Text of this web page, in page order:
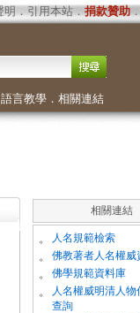
明 ． 引用本站． 捐款贊助
語言教學． 相關連結
相關連結
。 人名規範檢索
。 佛教著者人名權威
。 佛學規範資料庫
。
人名權威明清人物
查詢